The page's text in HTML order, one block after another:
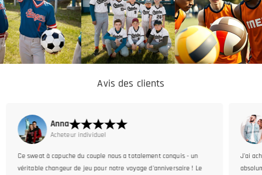
Avis des clients
Evelyn Garcia
Acheteur individuel
J'ai acheté un jersey en surprise pour mon petit ami, et il l'a
absolument adoré ! La qualité est premium – la couture et le tissu